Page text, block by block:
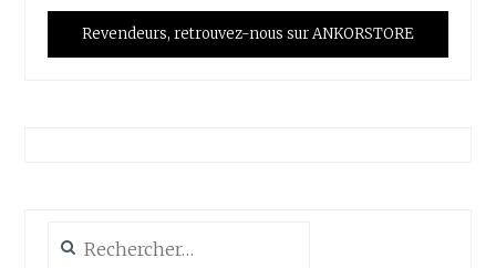
Revendeurs, retrouvez-nous sur ANKORSTORE